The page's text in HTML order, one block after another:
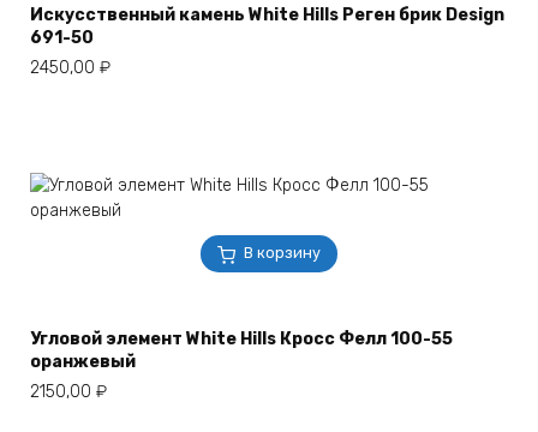
Искусственный камень White Hills Реген брик Design
691-50
2450,00 ₽
В корзину
Угловой элемент White Hills Кросс Фелл 100-55
оранжевый
2150,00 ₽